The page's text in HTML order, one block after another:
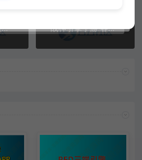
战神引擎手游 服务端外网IP 改为内网IP运行服务端方法 +视频教程
战神引擎手游 客户端修复安卓10手机无法运行方法 +视频教程